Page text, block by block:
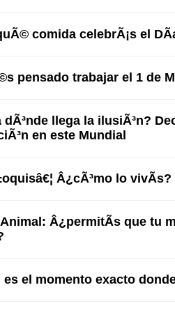
comida celebrÃ¡s el
pensado trabajar el 1 de
dÃ³nde llega la ilusiÃ³n?
en este Mundial
Â¿cÃ³mo lo vivÃ­s?
Â¿permitÃ­s que tu
es el momento exacto